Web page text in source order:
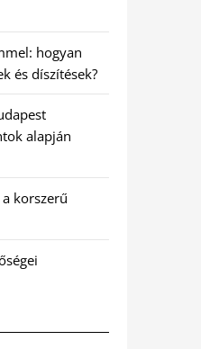
hogyan
és díszítések?
alapján
korszerű